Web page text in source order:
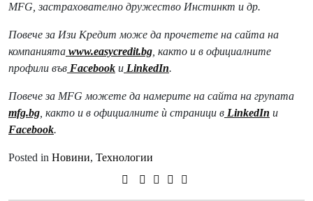
MFG, застрахователно дружество Инстинкт и др.
Повече за Изи Кредит може да прочетете на сайта на
компанията www.easycredit.bg , както и в официалните
профили във Facebook и LinkedIn.
Повече за MFG можете да намерите на сайта на групата
mfg.bg , както и в официалните ѝ страници в LinkedIn и
Facebook.
Posted in Новини, Технологии